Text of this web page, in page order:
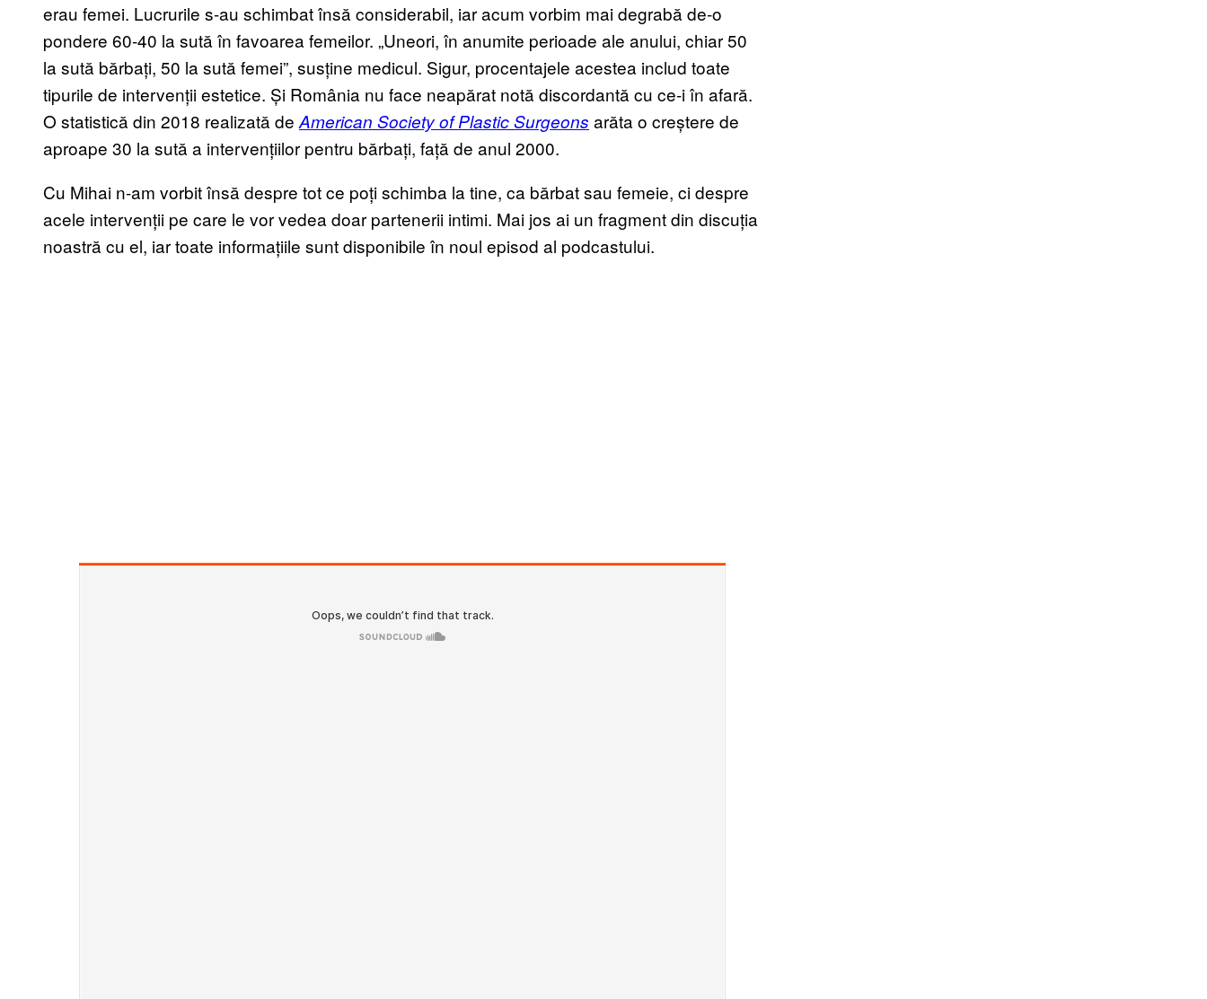
erau femei. Lucrurile s-au schimbat însă considerabil, iar acum vorbim mai degrabă de-o
pondere 60-40 la sută în favoarea femeilor. „Uneori, în anumite perioade ale anului, chiar 50
la sută bărbați, 50 la sută femei”, susține medicul. Sigur, procentajele acestea includ toate
tipurile de intervenții estetice. Și România nu face neapărat notă discordantă cu ce-i în afară.
O statistică din 2018 realizată de American Society of Plastic Surgeons arăta o creștere de
aproape 30 la sută a intervențiilor pentru bărbați, față de anul 2000.
Cu Mihai n-am vorbit însă despre tot ce poți schimba la tine, ca bărbat sau femeie, ci despre
acele intervenții pe care le vor vedea doar partenerii intimi. Mai jos ai un fragment din discuția
noastră cu el, iar toate informațiile sunt disponibile în noul episod al podcastului.